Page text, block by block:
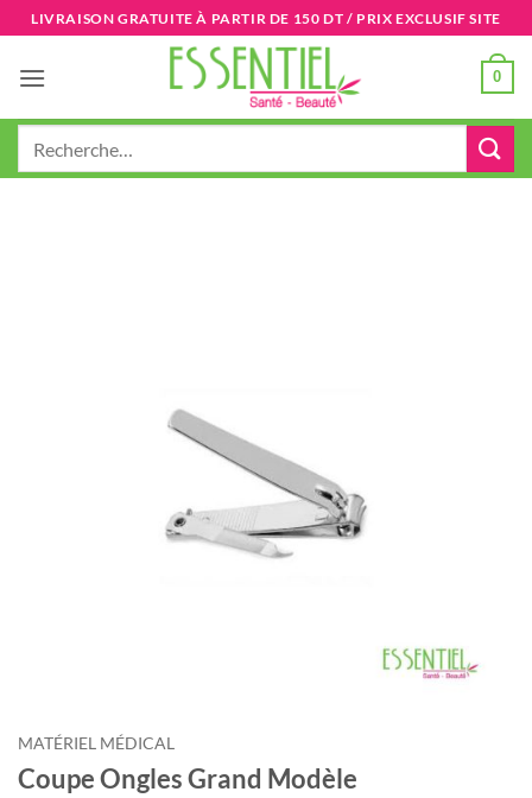
Passer
au
contenu
LIVRAISON GRATUITE À PARTIR DE 150 DT / PRIX EXCLUSIF SITE
0
MATÉRIEL MÉDICAL
Coupe Ongles Grand Modèle